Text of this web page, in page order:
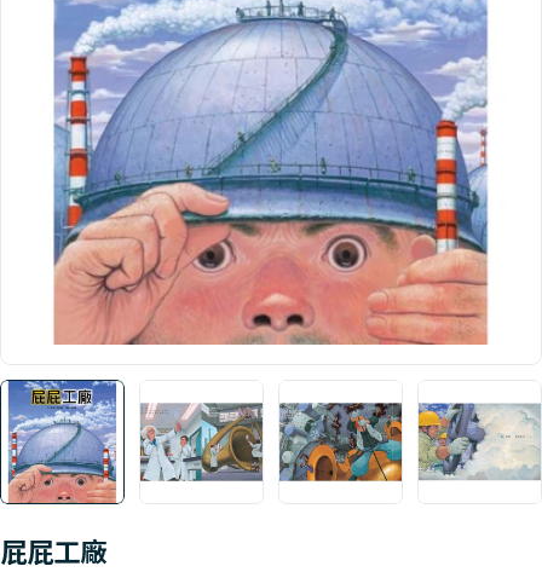
Open media 0 in modal
屁屁工廠